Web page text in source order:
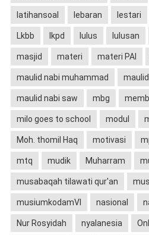
latihansoal lebaran lestari
Lkbb lkpd lulus lulusan
masjid materi materi PAI
maulid nabi muhammad
maulid nabi saw mbg
milo goes to school modul
Moh. thomil Haq motivasi
mtq mudik Muharram
musabaqah tilawati qur'an
musiumkodamVI nasional
Nur Rosyidah nyalanesia